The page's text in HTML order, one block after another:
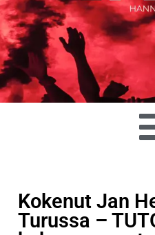
Kokenut Jan
Turussa –